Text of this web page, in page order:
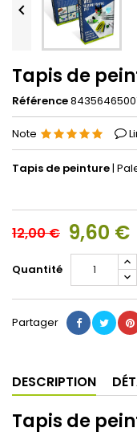

Tapis de
Référence
Note
Tapis de peinture|
12,00 € 9,60 €
Quantité
Partager
DESCRIPTION
Tapis de